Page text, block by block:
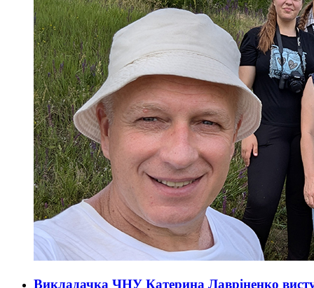
Викладачка ЧНУ Катерина Лавріненко